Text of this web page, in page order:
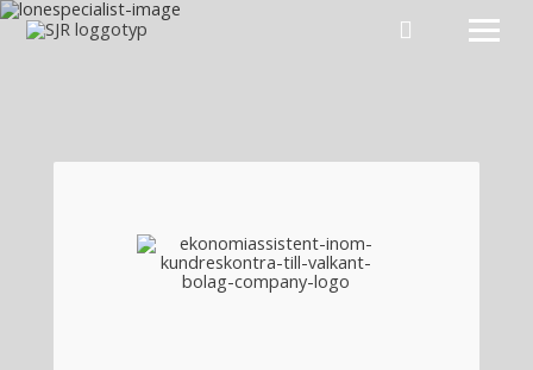
Hoppa till innehåll